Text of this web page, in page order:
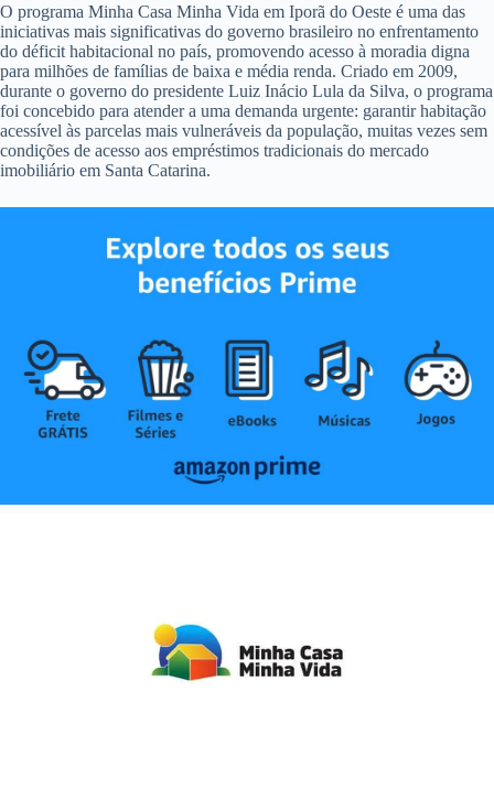
O programa Minha Casa Minha Vida em Iporã do Oeste é uma das
iniciativas mais significativas do governo brasileiro no enfrentamento
do déficit habitacional no país, promovendo acesso à moradia digna
para milhões de famílias de baixa e média renda. Criado em 2009,
durante o governo do presidente Luiz Inácio Lula da Silva, o programa
foi concebido para atender a uma demanda urgente: garantir habitação
acessível às parcelas mais vulneráveis da população, muitas vezes sem
condições de acesso aos empréstimos tradicionais do mercado
imobiliário em Santa Catarina.